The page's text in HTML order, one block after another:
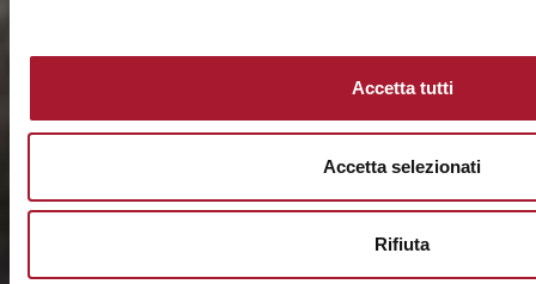
Accetta tutti
Accetta selezionati
Rifiuta